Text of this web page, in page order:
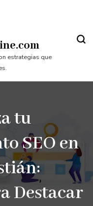
estrategias que
tu
SEO en
Destacar